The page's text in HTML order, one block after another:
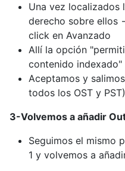
Una vez
derecho sobre ellos
click en Avanzado
Allí la opción
contenido indexado"
Aceptamos y
todos los OST y PST)
3-Volvemos a añadir
Seguimos el mismo
1 y volvemos a